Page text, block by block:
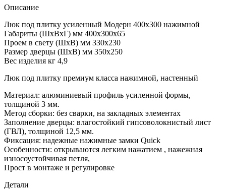
Описание
Люк под плитку усиленный Модерн 400х300 нажимной
Габариты (ШхВхГ) мм 400х300х65
Проем в свету (ШхВ) мм 330х230
Размер дверцы (ШхВ) мм 350х250
Вес изделия кг 4,9
Люк под плитку премиум класса нажимной, настенный
Материал: алюминиевый профиль усиленной формы,
толщиной 3 мм.
Метод сборки: без сварки, на закладных элементах
Заполнение дверцы: влагостойкий гипсоволокнистый лист
(ГВЛ), толщиной 12,5 мм.
Фиксация: надежные нажимные замки Quick
Особенности: открываются легким нажатием , нажежная
износоустойчивая петля,
Прост в монтаже и регулировке
Детали